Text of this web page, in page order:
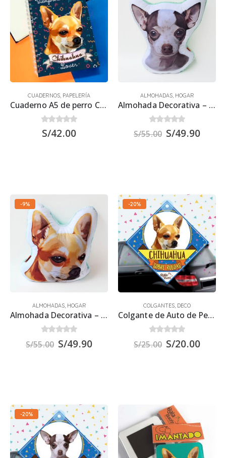
CUADERNOS, PAPELERÍA
Cuaderno A5 de perro Chihuahua 21.50 x 15.70 cm
0out of 5
S/42.00
ALMOHADAS, HOGAR
Almohada Decorativa – Perro Chihuahua Blanco
out of 5
S/55.00 S/49.90
-9%
ALMOHADAS, HOGAR
Almohada Decorativa – Perro Chihuahua Dorado
out of 5
S/55.00 S/49.90
-20%
COLGANTES, DECO
Colgante de Auto de Perro Chihuahua 15×15 cm.
out of 5
S/25.00 S/20.00
-20%